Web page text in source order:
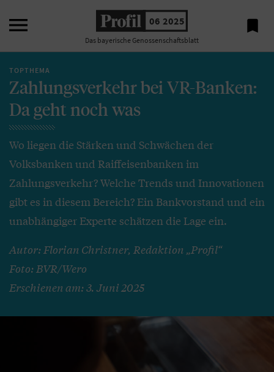
 06 2025
Das bayerische Genossenschaftsblatt

TOPTHEMA
Zahlungsverkehr bei VR-Banken:
Da geht noch was
Wo liegen die Stärken und Schwächen der
Volksbanken und Raiffeisenbanken im
Zahlungsverkehr? Welche Trends und Innovationen
gibt es in diesem Bereich? Ein Bankvorstand und ein
unabhängiger Experte schätzen die Lage ein.
Autor: Florian Christner, Redaktion „Profil“
Foto: BVR/Wero
Erschienen am: 3. Juni 2025